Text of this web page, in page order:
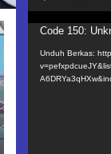
Pemutar
Video
Code 150:
Unduh Berkas: